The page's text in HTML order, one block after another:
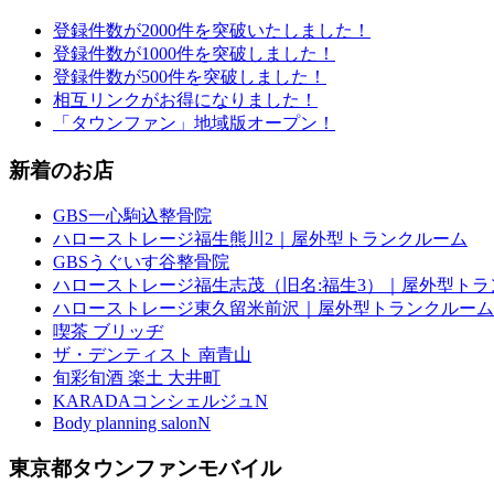
登録件数が2000件を突破いたしました！
登録件数が1000件を突破しました！
登録件数が500件を突破しました！
相互リンクがお得になりました！
「タウンファン」地域版オープン！
新着のお店
GBS一心駒込整骨院
ハローストレージ福生熊川2｜屋外型トランクルーム
GBSうぐいす谷整骨院
ハローストレージ福生志茂（旧名:福生3）｜屋外型ト
ハローストレージ東久留米前沢｜屋外型トランクルーム
喫茶 ブリッヂ
ザ・デンティスト 南青山
旬彩旬酒 楽土 大井町
KARADAコンシェルジュN
Body planning salonN
東京都タウンファンモバイル